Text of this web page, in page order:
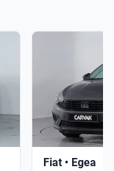
Fiat • Egea